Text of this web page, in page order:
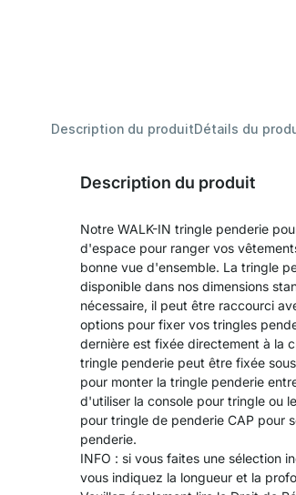
Description du produitDétails du
Description du produit
Notre WALK-IN tringle penderie
d'espace pour ranger vos
bonne vue d'ensemble. La tringle
disponible dans nos dimensions
nécessaire, il peut être raccourci
options pour fixer vos tringles
dernière est fixée directement à la
tringle penderie peut être fixée
pour monter la tringle penderie
d'utiliser la console pour tringle ou
pour tringle de penderie CAP pour
penderie.
INFO : si vous faites une sélection
vous indiquez la longueur et la